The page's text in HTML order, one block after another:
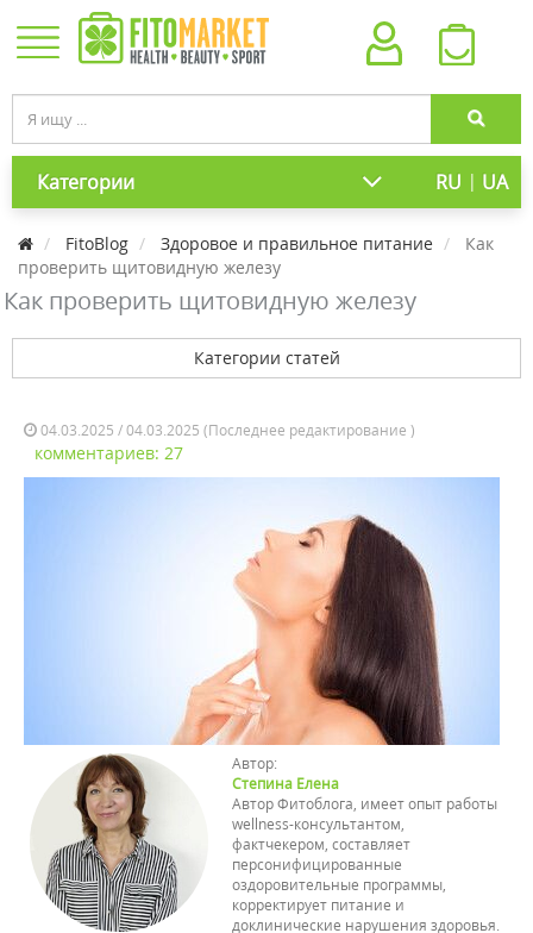
Категории RU | UA
FitoBlog Здоровое и правильное питание
Как
проверить щитовидную железу
Как проверить щитовидную железу
Категории статей
04.03.2025 / 04.03.2025 (Последнее редактирование )
комментариев: 27
Автор:
Степина Елена
Автор Фитоблога, имеет опыт работы
wellness-консультантом,
фактчекером, составляет
персонифицированные
оздоровительные программы,
корректирует питание и
доклинические нарушения здоровья.